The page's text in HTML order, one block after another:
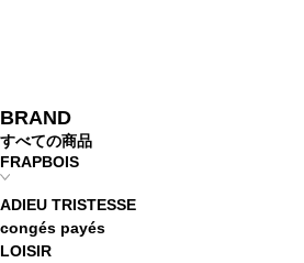
BRAND
すべての商品
FRAPBOIS
ADIEU TRISTESSE
congés payés
LOISIR